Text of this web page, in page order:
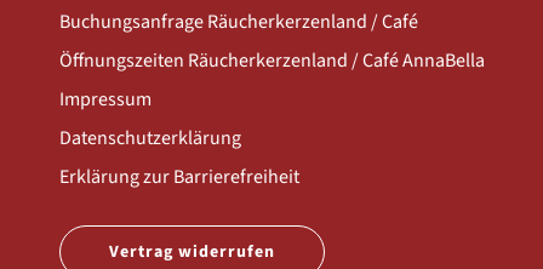
Buchungsanfrage Räucherkerzenland / Café
Öffnungszeiten Räucherkerzenland / Café AnnaBella
Impressum
Datenschutzerklärung
Erklärung zur Barrierefreiheit
Vertrag widerrufen